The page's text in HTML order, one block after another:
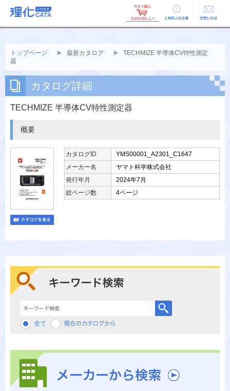
ご利用上の お問い合せ
トップページ 最新カタログ
TECHMIZE 半導体CV特性測定
器
カタログ詳細
TECHMIZE 半導体CV特性測定器
概要
カタログID
YMS00001_A2301_C1647
メーカー名
ヤマト科学株式会社
発行年月
2024年7月
総ページ数
4ページ
キーワード検索